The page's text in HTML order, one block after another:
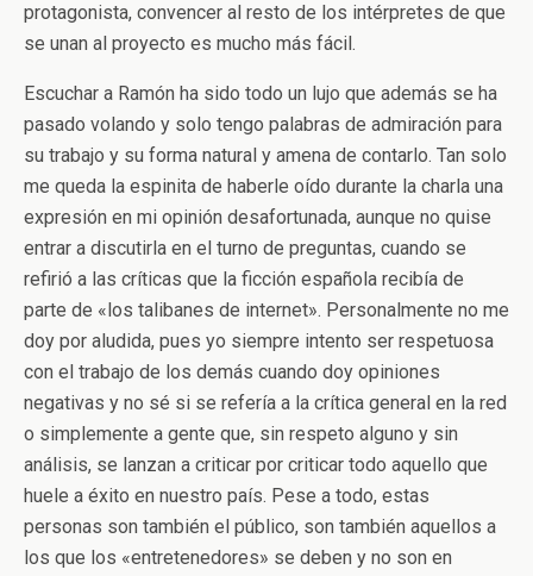
protagonista, convencer al resto de los intérpretes de que
se unan al proyecto es mucho más fácil.
Escuchar a Ramón ha sido todo un lujo que además se ha
pasado volando y solo tengo palabras de admiración para
su trabajo y su forma natural y amena de contarlo. Tan solo
me queda la espinita de haberle oído durante la charla una
expresión en mi opinión desafortunada, aunque no quise
entrar a discutirla en el turno de preguntas, cuando se
refirió a las críticas que la ficción española recibía de
parte de «los talibanes de internet». Personalmente no me
doy por aludida, pues yo siempre intento ser respetuosa
con el trabajo de los demás cuando doy opiniones
negativas y no sé si se refería a la crítica general en la red
o simplemente a gente que, sin respeto alguno y sin
análisis, se lanzan a criticar por criticar todo aquello que
huele a éxito en nuestro país. Pese a todo, estas
personas son también el público, son también aquellos a
los que los «entretenedores» se deben y no son en